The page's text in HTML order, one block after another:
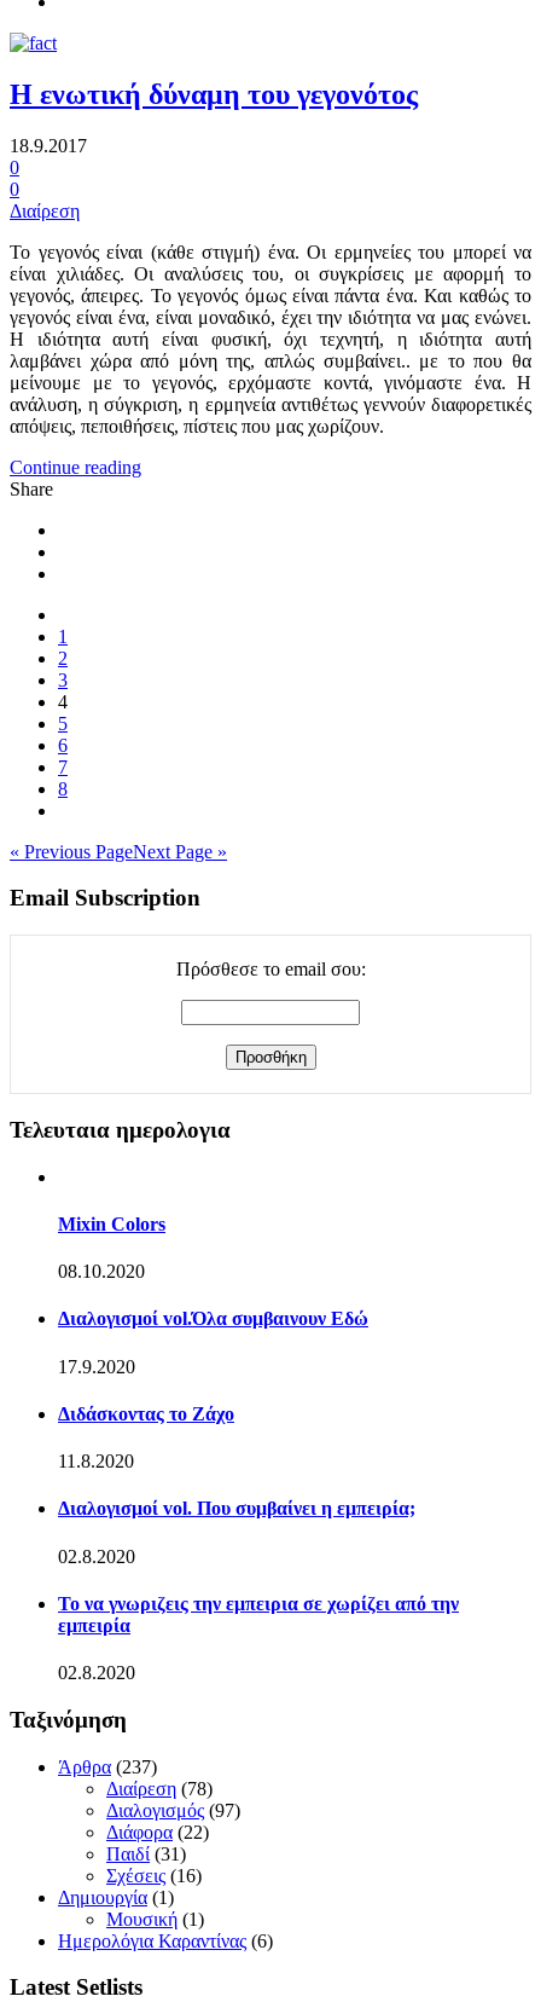
Η ενωτική δύναμη του γεγονότος
18.9.2017
0
0
Διαίρεση
Το γεγονός είναι (κάθε στιγμή) ένα. Οι ερμηνείες του μπορεί να
είναι χιλιάδες. Οι αναλύσεις του, οι συγκρίσεις με αφορμή το
γεγονός, άπειρες. Το γεγονός όμως είναι πάντα ένα. Και καθώς το
γεγονός είναι ένα, είναι μοναδικό, έχει την ιδιότητα να μας ενώνει.
Η ιδιότητα αυτή είναι φυσική, όχι τεχνητή, η ιδιότητα αυτή
λαμβάνει χώρα από μόνη της, απλώς συμβαίνει.. με το που θα
μείνουμε με το γεγονός, ερχόμαστε κοντά, γινόμαστε ένα. H
ανάλυση, η σύγκριση, η ερμηνεία αντιθέτως γεννούν διαφορετικές
απόψεις, πεποιθήσεις, πίστεις που μας χωρίζουν.
Continue reading
Share
1
2
3
4
5
6
7
8
« Previous PageNext Page »
Email Subscription
Πρόσθεσε το email σου:
Τελευταια ημερολογια
Mixin Colors
08.10.2020
Διαλογισμοί vol.Όλα συμβαινουν Εδώ
17.9.2020
Διδάσκοντας το Ζάχο
11.8.2020
Διαλογισμοί vol. Που συμβαίνει η εμπειρία;
02.8.2020
Το να γνωριζεις την εμπειρια σε χωρίζει από την
εμπειρία
02.8.2020
Ταξινόμηση
Άρθρα (237)
Διαίρεση (78)
Διαλογισμός (97)
Διάφορα (22)
Παιδί (31)
Σχέσεις (16)
Δημιουργία (1)
Μουσική (1)
Ημερολόγια Καραντίνας (6)
Latest Setlists